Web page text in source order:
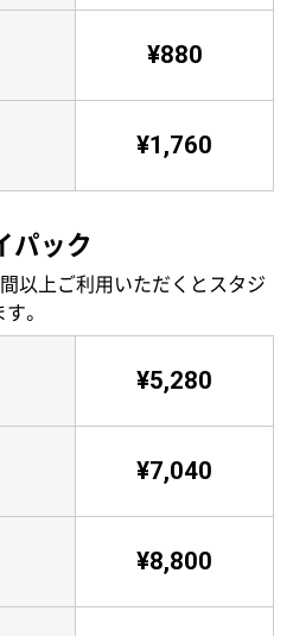
¥880
¥1,760
パック
以上ご利用いただくとスタジ
。
¥5,280
¥7,040
¥8,800